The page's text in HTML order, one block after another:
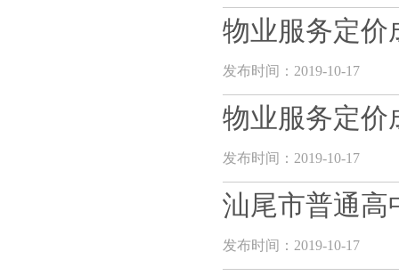
物业服务定价
发布时间：2019-10-17
物业服务定价
发布时间：2019-10-17
汕尾市普通高
发布时间：2019-10-17